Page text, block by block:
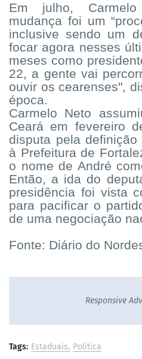
Em julho,
mudança foi um
inclusive sendo um
focar agora nesses
meses como
22, a gente vai
ouvir os cearenses",
época.
Carmelo Neto
Ceará em fevereiro
disputa pela
à Prefeitura de
o nome de André
Então, a ida do
presidência foi vista
para pacificar o
de uma negociação
Fonte: Diário do
Responsive
Tags: Estaduais Politica